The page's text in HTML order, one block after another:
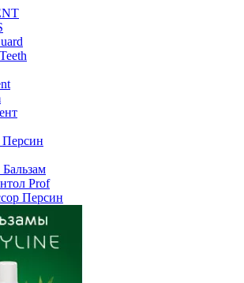
Персин
Prof
Персин